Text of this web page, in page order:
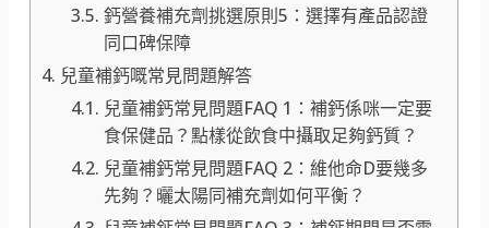
鈣營養補充劑挑選原則5：選擇有產品認證
同口碑保障
兒童補鈣嘅常見問題解答
兒童補鈣常見問題FAQ 1：補鈣係咪一定要
食保健品？點樣從飲食中攝取足夠鈣質？
兒童補鈣常見問題FAQ 2：維他命D要幾多
先夠？曬太陽同補充劑如何平衡？